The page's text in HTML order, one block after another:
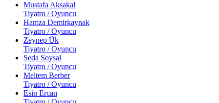
Mustafa Aksakal
Tiyatro / Oyuncu
Hamza Demirkaynak
Tiyatro / Oyuncu
Zeynep Ük
Tiyatro / Oyuncu
Seda Soysal
Tiyatro / Oyuncu
Meltem Berber
Tiyatro / Oyuncu
Esin Ercan